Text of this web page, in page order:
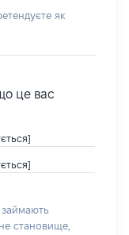
як
це вас
становище,